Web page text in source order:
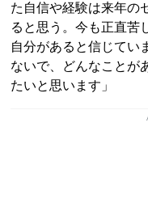
た自信や経験は来年の
ると思う。今も正直苦
自分があると信じてい
ないで、どんなことが
たいと思います」